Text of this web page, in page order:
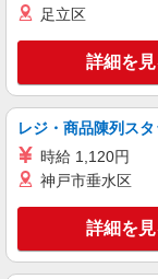
給
円/月支
入
と
キープ
足立区
詳細を見
レジ・商品陳列スタ
時給 1,120円
神戸市垂水区
詳細を見